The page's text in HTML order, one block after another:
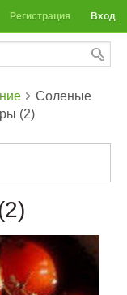
Вход
Регистрация
Соленые
(2)